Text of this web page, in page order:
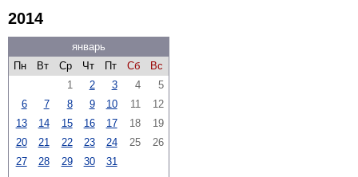
2014
январь
Пн
Вт Ср Чт Пт Сб
Вс
1
2 3 4
5
6
7 8 9 10 11
12
13
14 15 16 17 18
19
20
21 22 23 24 25
26
27
28 29 30 31